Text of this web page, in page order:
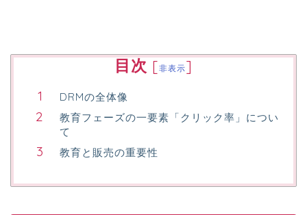
目次 [非表示]
DRMの全体像
教育フェーズの一要素「クリック率」につい
て
教育と販売の重要性